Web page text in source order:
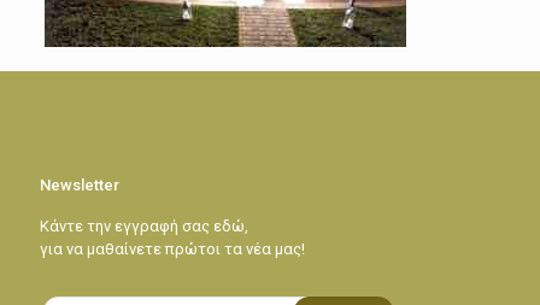
Newsletter
Κάντε την εγγραφή σας εδώ,
για να μαθαίνετε πρώτοι τα νέα μας!